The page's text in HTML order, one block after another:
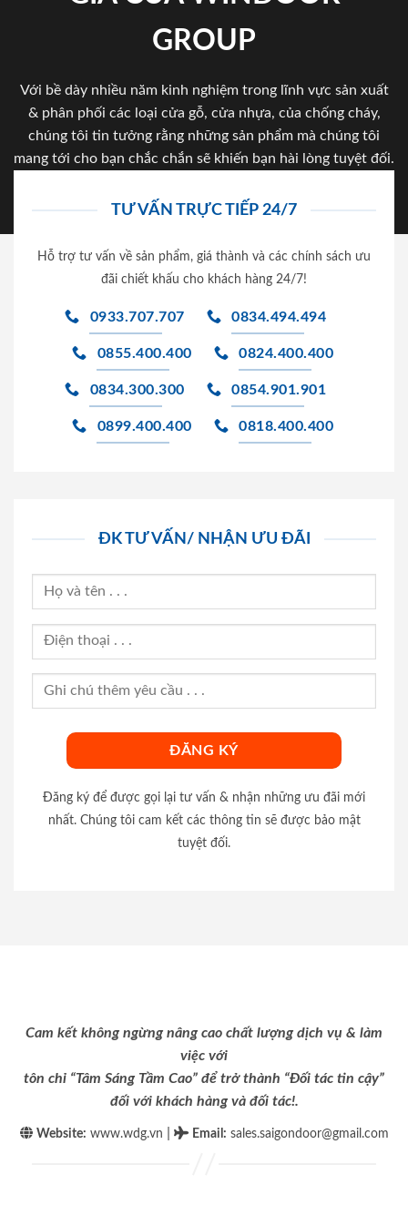
GROUP
Với bề dày nhiều năm kinh nghiệm trong lĩnh vực sản xuất
& phân phối các loại cửa gỗ, cửa nhựa, của chống cháy,
chúng tôi tin tưởng rằng những sản phẩm mà chúng tôi
mang tới cho bạn chắc chắn sẽ khiến bạn hài lòng tuyệt đối.
TƯ VẤN TRỰC TIẾP 24/7
Hỗ trợ tư vấn về sản phẩm, giá thành và các chính sách ưu
đãi chiết khấu cho khách hàng 24/7!
0933.707.707 0834.494.494
0855.400.400 0824.400.400
0834.300.300 0854.901.901
0899.400.400 0818.400.400
ĐK TƯ VẤN/ NHẬN ƯU ĐÃI
Đăng ký để được gọi lại tư vấn & nhận những ưu đãi mới
nhất. Chúng tôi cam kết các thông tin sẽ được bảo mật
tuyệt đối.
Cam kết không ngừng nâng cao chất lượng dịch vụ & làm
việc với
tôn chỉ “Tâm Sáng Tầm Cao” để trở thành “Đối tác tin cậy”
đối với khách hàng và đối tác!.
Website: www.wdg.vn Email : sales.saigondoor@gmail.com